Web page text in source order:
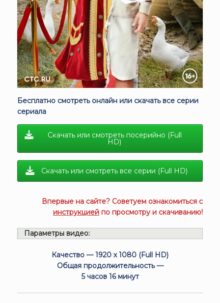
Бесплатно смотреть онлайн или скачать все серии
сериала
Скачать или смотреть посерийно (Full
HD)
Скачать или смотреть все серии (Full HD)
Впервые на сайте? Советуем ознакомиться с
инструкцией по просмотру и скачиванию!
Параметры видео:
Качество — 1920 x 1080 (Full HD)
Общая продолжительность —
5 часов 16 минут